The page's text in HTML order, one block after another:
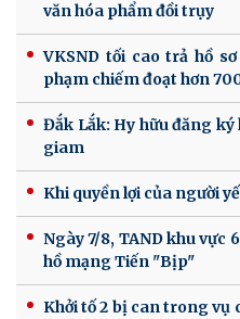
văn hóa phẩm đồi trụy
VKSND tối cao trả hồ
phạm chiếm đoạt hơn
Đắk Lắk: Hy hữu đăng
giam
Khi quyền lợi của người
Ngày 7/8, TAND khu vực
hồ mạng Tiến "Bịp"
Khởi tố 2 bị can trong vụ